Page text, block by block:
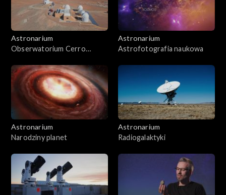
Astronarium
Obserwatorium Cerro
Astronarium
Astrofotografia naukowa
Astronarium
Narodziny planet
Astronarium
Radiogalaktyki